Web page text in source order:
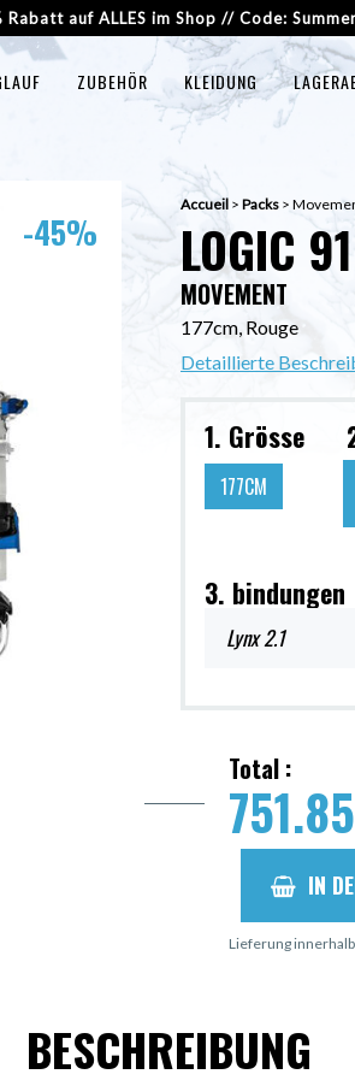
Rabatt auf ALLES im Shop // Code:
ZUBEHÖR KLEIDUNG
-45%
Accueil > Packs >
LOGIC
MOVEMENT
177cm, Rouge
Detaillierte
1. Grösse
177CM
3. bindungen
Lynx 2.1
Total :
751.85
IN
Lieferung
BESCHREIBUNG